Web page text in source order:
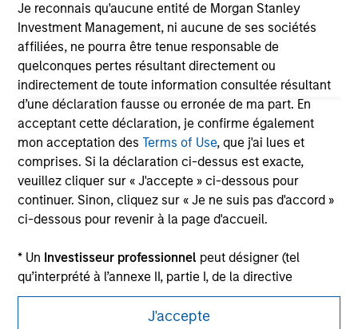
Je reconnais qu'aucune entité de Morgan Stanley
Investment Management, ni aucune de ses sociétés
affiliées, ne pourra être tenue responsable de
quelconques pertes résultant directement ou
indirectement de toute information consultée résultant
d’une déclaration fausse ou erronée de ma part. En
acceptant cette déclaration, je confirme également
mon acceptation desTerms of Use, que j'ai lues et
comprises. Si la déclaration ci-dessus est exacte,
veuillez cliquer sur « J'accepte » ci-dessous pour
continuer. Sinon, cliquez sur « Je ne suis pas d'accord »
ci-dessous pour revenir à la page d'accueil.
* Un Investisseur professionnel peut désigner (tel
qu’interprété à l’annexe II, partie I, de la directive
2014/65/UE (« MiFID »)) : (a) un établissement de crédit,
une société d'investissement, une institution financière
J'accepte
Please refer to the strategy detail page for important
information on the strategy, including additional risk
considerations.
Morgan Stanley
Morgan Stanley Careers